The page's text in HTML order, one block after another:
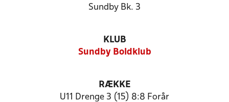
Sundby Bk. 3
KLUB
Sundby Boldklub
RÆKKE
U11 Drenge 3 (15) 8:8 Forår